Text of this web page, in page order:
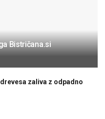
Bistričana.si
zaliva z odpadno